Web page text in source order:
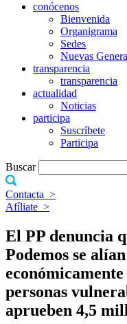
conócenos
Bienvenida
Organigrama
Sedes
Nuevas
transparencia
transparencia
actualidad
Noticias
participa
Suscríbete
Participa
Buscar
Contacta >
Afíliate >
El PP denuncia
Podemos se
personas
aprueben 4,5